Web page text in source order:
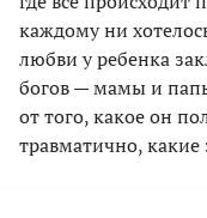
каждому ни
любви у ребенка
богов — мамы и
от того, какое он
травматично,